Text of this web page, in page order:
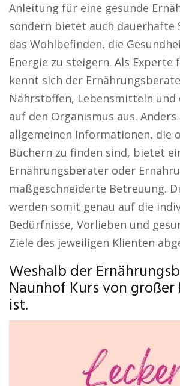
Anleitung für eine gesunde
sondern bietet auch dauerhafte
das Wohlbefinden, die
Energie zu steigern. Als Experte
kennt sich der
Nährstoffen, Lebensmitteln und
auf den Organismus aus. Anders
allgemeinen Informationen, die
Büchern zu finden sind, bietet
Ernährungsberater oder
maßgeschneiderte Betreuung.
werden somit genau auf die
Bedürfnisse, Vorlieben und
Ziele des jeweiligen Klienten
Weshalb der
Naunhof Kurs von
ist.